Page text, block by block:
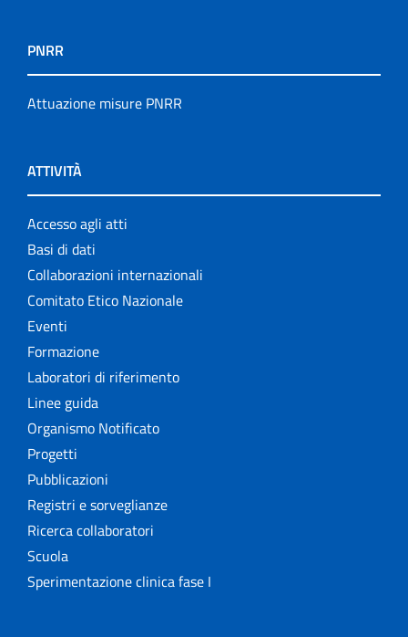
PNRR
Attuazione misure PNRR
ATTIVITÀ
Accesso agli atti
Basi di dati
Collaborazioni internazionali
Comitato Etico Nazionale
Eventi
Formazione
Laboratori di riferimento
Linee guida
Organismo Notificato
Progetti
Pubblicazioni
Registri e sorveglianze
Ricerca collaboratori
Scuola
Sperimentazione clinica fase I